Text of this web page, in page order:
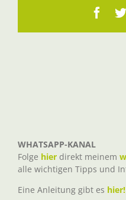
WHATSAPP-KANAL
Folge hier direkt meinem
alle wichtigen Tipps und
Eine Anleitung gibt es hier!